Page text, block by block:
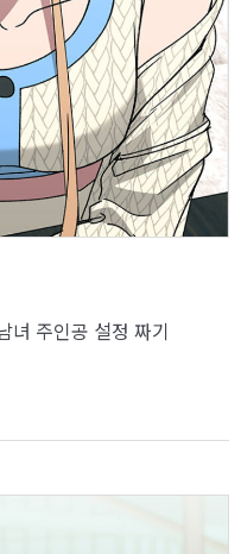
녀 주인공 설정 짜기